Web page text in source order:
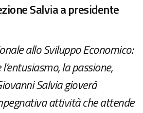
Salvia a presidente
allo Sviluppo Economico:
la passione,
Salvia gioverà
attività che attende